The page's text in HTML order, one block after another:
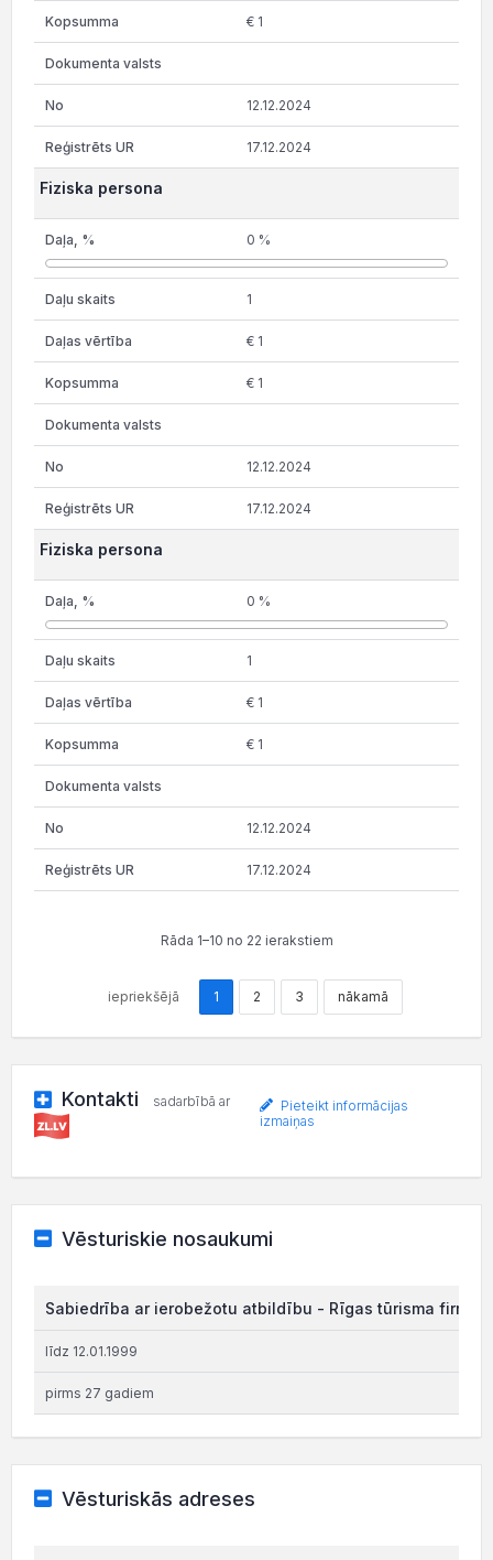
€ 1
12.12.2024
17.12.2024
Fiziska persona
0 %
1
€ 1
€ 1
12.12.2024
17.12.2024
Fiziska persona
0 %
1
€ 1
€ 1
12.12.2024
17.12.2024
Rāda 1–10 no 22 ierakstiem
iepriekšējā 1 2 3 nākamā
Kontakti sadarbībā ar
Pieteikt informācijas
izmaiņas
Vēsturiskie nosaukumi
Sabiedrība ar ierobežotu atbildību - Rīgas tūrisma firma
līdz 12.01.1999
pirms 27 gadiem
Vēsturiskās adreses